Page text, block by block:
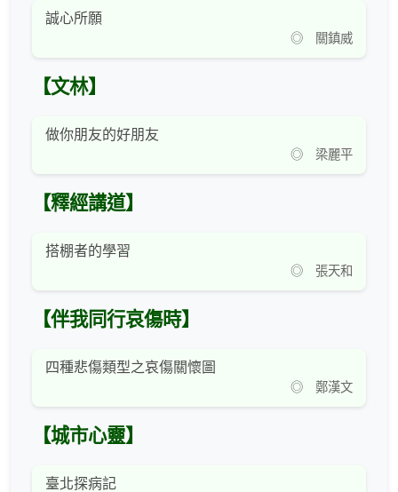
誠心所願
◎ 關鎮威
【文林】
做你朋友的好朋友
◎ 梁麗平
【釋經講道】
搭棚者的學習
◎ 張天和
【伴我同行哀傷時】
四種悲傷類型之哀傷關懷圖
◎ 鄭漢文
【城市心靈】
臺北探病記